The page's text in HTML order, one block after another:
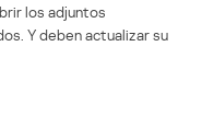
los adjuntos
Y deben actualizar su